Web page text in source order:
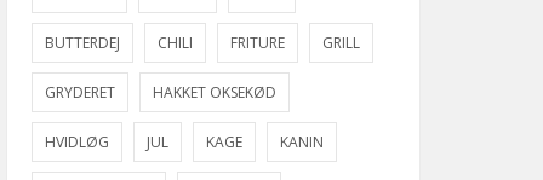
BUTTERDEJ CHILI FRITURE GRILL
GRYDERET HAKKET OKSEKØD
HVIDLØG JUL KAGE KANIN